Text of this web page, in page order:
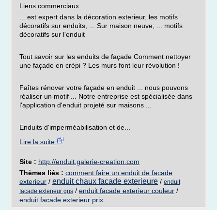
Liens commerciaux
... est expert dans la décoration exterieur, les motifs
décoratifs sur enduits, ... Sur maison neuve; ... motifs
décoratifs sur l'enduit
Tout savoir sur les enduits de façade Comment nettoyer
une façade en crépi ? Les murs font leur révolution !
Faîtes rénover votre façade en enduit ... nous pouvons
réaliser un motif ... Notre entreprise est spécialisée dans
l'application d'enduit projeté sur maisons ...
Enduits d'imperméabilisation et de...
Lire la suite
Site : http://enduit.galerie-creation.com
Thèmes liés : comment faire un enduit de facade
exterieur / enduit chaux facade exterieure / enduit
facade exterieur gris / enduit facade exterieur couleur /
enduit facade exterieur prix